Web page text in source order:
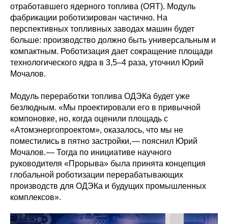
отработавшего ядерного топлива (ОЯТ). Модуль
фабрикации роботизирован частично. На
перспективных топливных заводах машин будет
больше: производство должно быть универсальным и
компактным. Роботизация дает сокращение площади
технологического ядра в 3,5–4 раза, уточнил Юрий
Мочалов.
Модуль переработки топлива ОДЭКа будет уже
безлюдным. «Мы проектировали его в привычной
компоновке, но, когда оценили площадь с
«Атомэнергопроектом», оказалось, что мы не
поместились в пятно застройки, — ​пояснил Юрий
Мочалов. — ​Тогда по инициативе научного
руководителя «Прорыва» была принята концепция
глобальной роботизации перерабатывающих
производств для ОДЭКа и будущих промышленных
комплексов».